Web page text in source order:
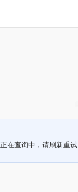
正在查询中，请刷新重试